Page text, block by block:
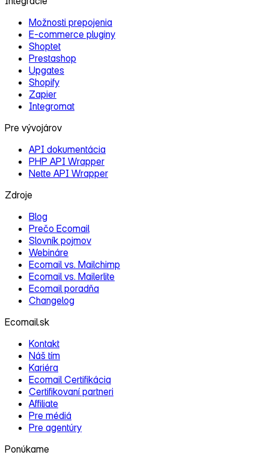
Možnosti prepojenia
E‑commerce pluginy
Shoptet
Prestashop
Upgates
Shopify
Zapier
Integromat
Pre vývojárov
API dokumentácia
PHP API Wrapper
Nette API Wrapper
Zdroje
Blog
Prečo Ecomail
Slovník pojmov
Webináre
Ecomail vs. Mailchimp
Ecomail vs. Mailerlite
Ecomail poradňa
Changelog
Ecomail.sk
Kontakt
Náš tím
Kariéra
Ecomail Certifikácia
Certifikovaní partneri
Affiliate
Pre médiá
Pre agentúry
Ponúkame